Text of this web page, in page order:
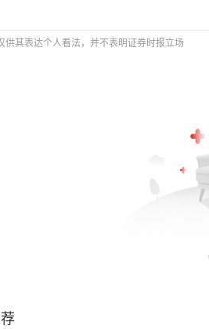
供其表达个人看法，并不表明证券时报立场